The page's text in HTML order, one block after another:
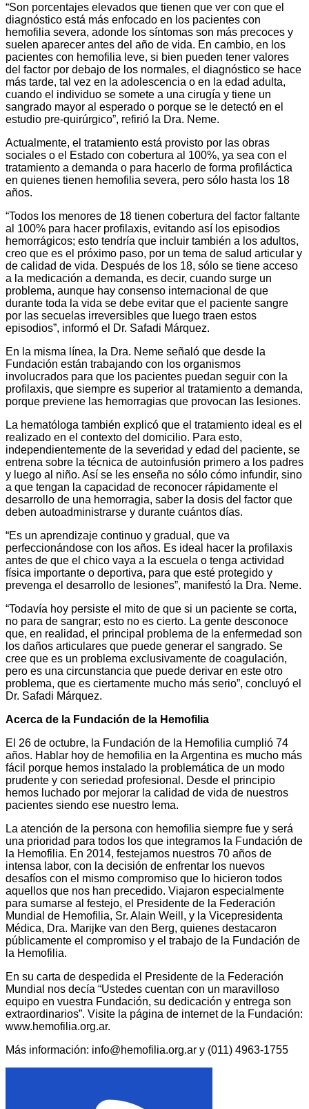
“Son porcentajes elevados que tienen que ver con que el
diagnóstico está más enfocado en los pacientes con
hemofilia severa, adonde los síntomas son más precoces y
suelen aparecer antes del año de vida. En cambio, en los
pacientes con hemofilia leve, si bien pueden tener valores
del factor por debajo de los normales, el diagnóstico se hace
más tarde, tal vez en la adolescencia o en la edad adulta,
cuando el individuo se somete a una cirugía y tiene un
sangrado mayor al esperado o porque se le detectó en el
estudio pre-quirúrgico”, refirió la Dra. Neme.
Actualmente, el tratamiento está provisto por las obras
sociales o el Estado con cobertura al 100%, ya sea con el
tratamiento a demanda o para hacerlo de forma profiláctica
en quienes tienen hemofilia severa, pero sólo hasta los 18
años.
“Todos los menores de 18 tienen cobertura del factor faltante
al 100% para hacer profilaxis, evitando así los episodios
hemorrágicos; esto tendría que incluir también a los adultos,
creo que es el próximo paso, por un tema de salud articular y
de calidad de vida. Después de los 18, sólo se tiene acceso
a la medicación a demanda, es decir, cuando surge un
problema, aunque hay consenso internacional de que
durante toda la vida se debe evitar que el paciente sangre
por las secuelas irreversibles que luego traen estos
episodios”, informó el Dr. Safadi Márquez.
En la misma línea, la Dra. Neme señaló que desde la
Fundación están trabajando con los organismos
involucrados para que los pacientes puedan seguir con la
profilaxis, que siempre es superior al tratamiento a demanda,
porque previene las hemorragias que provocan las lesiones.
La hematóloga también explicó que el tratamiento ideal es el
realizado en el contexto del domicilio. Para esto,
independientemente de la severidad y edad del paciente, se
entrena sobre la técnica de autoinfusión primero a los padres
y luego al niño. Así se les enseña no sólo cómo infundir, sino
a que tengan la capacidad de reconocer rápidamente el
desarrollo de una hemorragia, saber la dosis del factor que
deben autoadministrarse y durante cuántos días.
“Es un aprendizaje continuo y gradual, que va
perfeccionándose con los años. Es ideal hacer la profilaxis
antes de que el chico vaya a la escuela o tenga actividad
física importante o deportiva, para que esté protegido y
prevenga el desarrollo de lesiones”, manifestó la Dra. Neme.
“Todavía hoy persiste el mito de que si un paciente se corta,
no para de sangrar; esto no es cierto. La gente desconoce
que, en realidad, el principal problema de la enfermedad son
los daños articulares que puede generar el sangrado. Se
cree que es un problema exclusivamente de coagulación,
pero es una circunstancia que puede derivar en este otro
problema, que es ciertamente mucho más serio”, concluyó el
Dr. Safadi Márquez.
Acerca de la Fundación de la Hemofilia
El 26 de octubre, la Fundación de la Hemofilia cumplió 74
años. Hablar hoy de hemofilia en la Argentina es mucho más
fácil porque hemos instalado la problemática de un modo
prudente y con seriedad profesional. Desde el principio
hemos luchado por mejorar la calidad de vida de nuestros
pacientes siendo ese nuestro lema.
La atención de la persona con hemofilia siempre fue y será
una prioridad para todos los que integramos la Fundación de
la Hemofilia. En 2014, festejamos nuestros 70 años de
intensa labor, con la decisión de enfrentar los nuevos
desafíos con el mismo compromiso que lo hicieron todos
aquellos que nos han precedido. Viajaron especialmente
para sumarse al festejo, el Presidente de la Federación
Mundial de Hemofilia, Sr. Alain Weill, y la Vicepresidenta
Médica, Dra. Marijke van den Berg, quienes destacaron
públicamente el compromiso y el trabajo de la Fundación de
la Hemofilia.
En su carta de despedida el Presidente de la Federación
Mundial nos decía “Ustedes cuentan con un maravilloso
equipo en vuestra Fundación, su dedicación y entrega son
extraordinarios”. Visite la página de internet de la Fundación:
www.hemofilia.org.ar.
Más información: info@hemofilia.org.ar y (011) 4963-1755